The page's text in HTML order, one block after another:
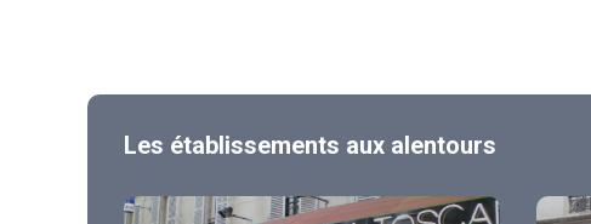
Les établissements aux alentours